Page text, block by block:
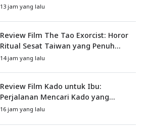
13 jam yang lalu
Review Film The Tao Exorcist: Horor
Ritual Sesat Taiwan yang Penuh
Misteri dan Teror Psikologis
14 jam yang lalu
Review Film Kado untuk Ibu:
Perjalanan Mencari Kado yang
Mengajarkan Arti Keluarga
16 jam yang lalu